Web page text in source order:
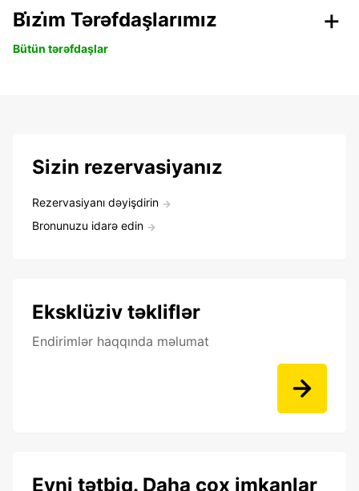
Bi̇zi̇m Tərəfdaşlarımız
Bütün tərəfdaşlar
Sizin rezervasiyanız
Rezervasiyanı dəyişdirin
Bronunuzu idarə edin
Eksklüziv təkliflər
Endirimlər haqqında məlumat
Eyni tətbiq. Daha çox imkanlar